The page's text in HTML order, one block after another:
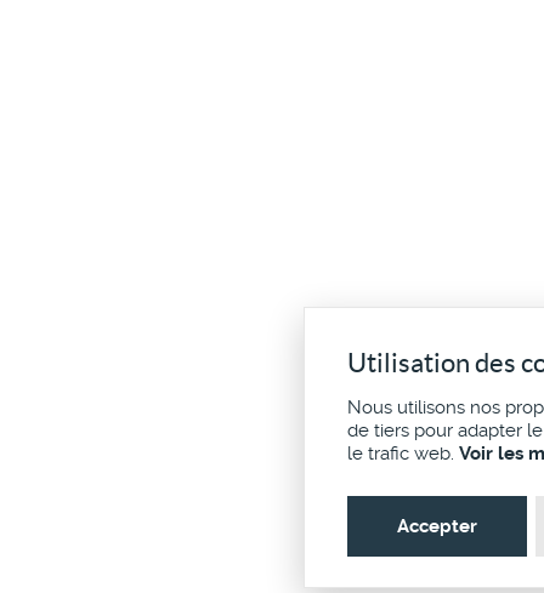
Utilisation des
Nous utilisons nos
de tiers pour adapter
le trafic web. Voir les
Accepter